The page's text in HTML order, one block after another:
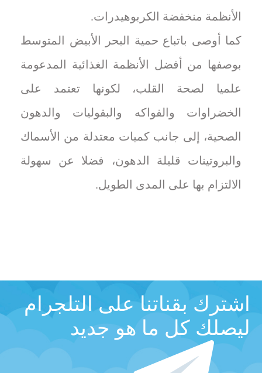
الأنظمة منخفضة الكربوهيدرات.
كما أوصى باتباع حمية البحر الأبيض المتوسط
بوصفها من أفضل الأنظمة الغذائية المدعومة
علميا لصحة القلب، لكونها تعتمد على
الخضراوات والفواكه والبقوليات والدهون
الصحية، إلى جانب كميات معتدلة من الأسماك
والبروتينات قليلة الدهون، فضلا عن سهولة
الالتزام بها على المدى الطويل.
اشترك بقناتنا على التلجرام
ليصلك كل ما هو جديد